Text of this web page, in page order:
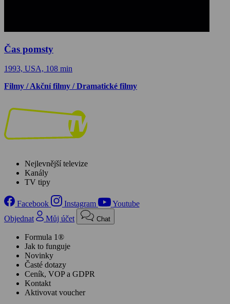
Čas pomsty
1993, USA, 108 min
Filmy / Akční filmy / Dramatické filmy
Nejlevnější televize
Kanály
TV tipy
Facebook Instagram
Youtube
Objednat
Můj účet Chat
Formula 1®
Jak to funguje
Novinky
Časté dotazy
Ceník, VOP a GDPR
Kontakt
Aktivovat voucher